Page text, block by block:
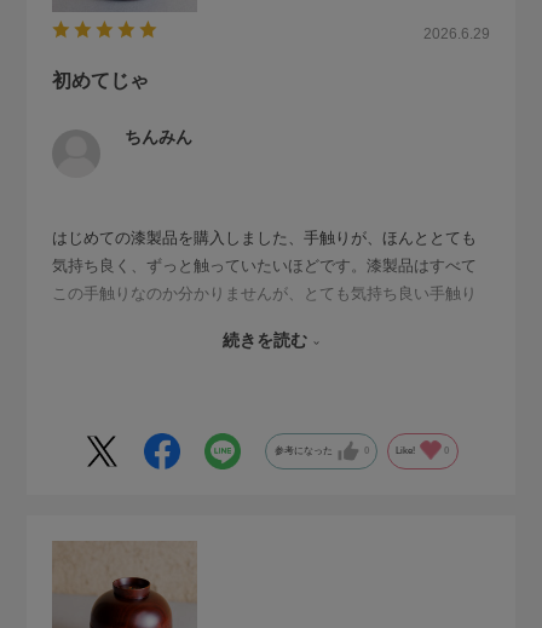
2026.6.29
初めてじゃ
ちんみん
はじめての漆製品を購入しました、手触りが、ほんととても
気持ち良く、ずっと触っていたいほどです。漆製品はすべて
この手触りなのか分かりませんが、とても気持ち良い手触り
私の、ご飯を食べる食器にしてます。ご飯、お味噌汁、おか
続きを読む
参考になった 0 Like! 0